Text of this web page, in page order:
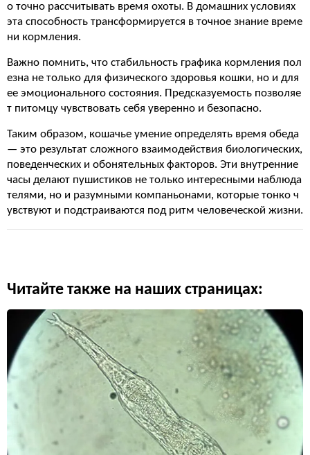
о точно рассчитывать время охоты. В домашних условиях
эта способность трансформируется в точное знание време
ни кормления.
Важно помнить, что стабильность графика кормления пол
езна не только для физического здоровья кошки, но и для
ее эмоционального состояния. Предсказуемость позволяе
т питомцу чувствовать себя уверенно и безопасно.
Таким образом, кошачье умение определять время обеда
— это результат сложного взаимодействия биологических,
поведенческих и обонятельных факторов. Эти внутренние
часы делают пушистиков не только интересными наблюда
телями, но и разумными компаньонами, которые тонко ч
увствуют и подстраиваются под ритм человеческой жизни.
Читайте также на наших страницах: